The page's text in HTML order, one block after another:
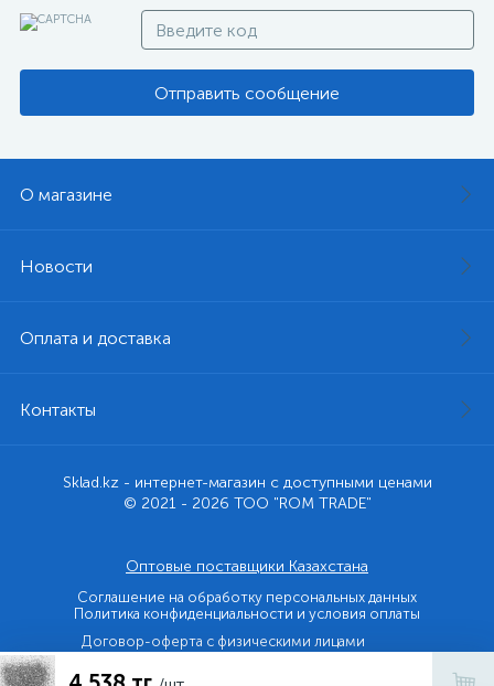
Отправить сообщение
О магазине
Новости
Оплата и доставка
Контакты
Sklad.kz - интернет-магазин с доступными ценами
© 2021 - 2026 ТОО "ROM TRADE"
Оптовые поставщики Казахстана
Соглашение на обработку персональных данных
Политика конфиденциальности и условия оплаты
Договор-оферта с физическими лицами
Договор-оферта с юридическими лицами и ИП